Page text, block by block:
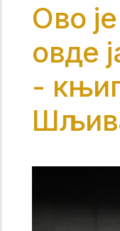
Ово
овде
-